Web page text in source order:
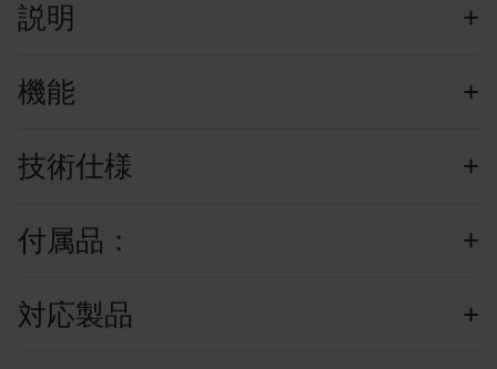
説明
機能
技術仕様
付属品：
対応製品